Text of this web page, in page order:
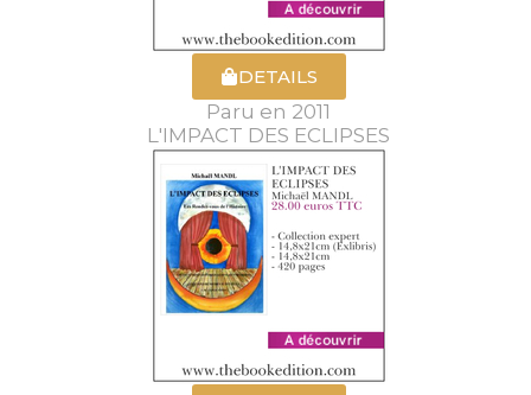
DETAILS
Paru en 2011
L'IMPACT DES ECLIPSES